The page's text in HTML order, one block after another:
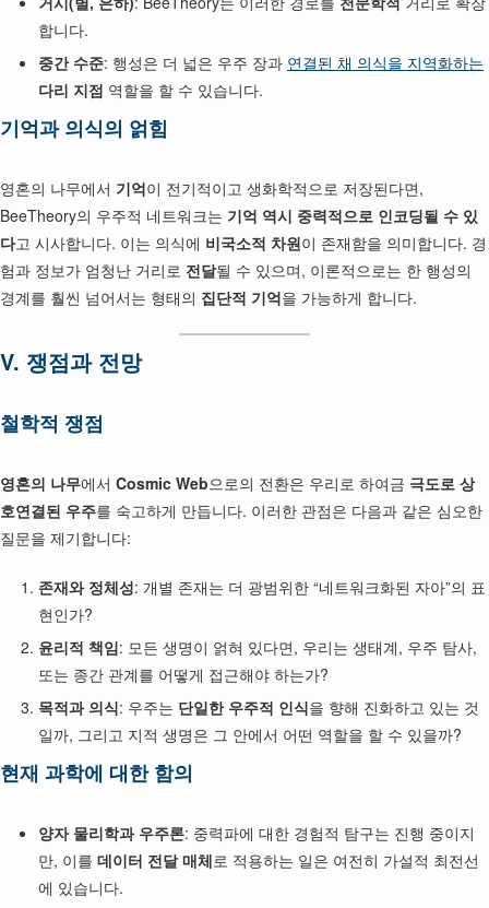
합니다.
중간 수준: 행성은 더 넓은 우주 장과 연결된 채 의식을 지역화하는
다리 지점 역할을 할 수 있습니다.
기억과 의식의 얽힘
영혼의 나무에서 기억이 전기적이고 생화학적으로 저장된다면,
BeeTheory의 우주적 네트워크는 기억 역시 중력적으로 인코딩될 수 있
다고 시사합니다. 이는 의식에 비국소적 차원이 존재함을 의미합니다. 경
험과 정보가 엄청난 거리로 전달될 수 있으며, 이론적으로는 한 행성의
경계를 훨씬 넘어서는 형태의 집단적 기억을 가능하게 합니다.
V. 쟁점과 전망
철학적 쟁점
영혼의 나무에서 Cosmic Web으로의 전환은 우리로 하여금 극도로 상
호연결된 우주를 숙고하게 만듭니다. 이러한 관점은 다음과 같은 심오한
질문을 제기합니다:
존재와 정체성: 개별 존재는 더 광범위한 “네트워크화된 자아”의 표
현인가?
윤리적 책임: 모든 생명이 얽혀 있다면, 우리는 생태계, 우주 탐사,
또는 종간 관계를 어떻게 접근해야 하는가?
목적과 의식: 우주는 단일한 우주적 인식을 향해 진화하고 있는 것
일까, 그리고 지적 생명은 그 안에서 어떤 역할을 할 수 있을까?
현재 과학에 대한 함의
양자 물리학과 우주론: 중력파에 대한 경험적 탐구는 진행 중이지
만, 이를 데이터 전달 매체로 적용하는 일은 여전히 가설적 최전선
에 있습니다.